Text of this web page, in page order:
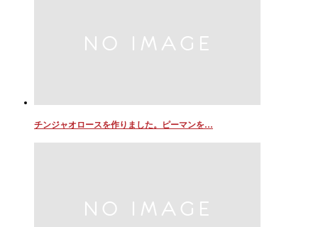
チンジャオロースを作りました。ピーマンを…